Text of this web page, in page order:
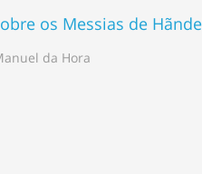
os Messias de
da Hora